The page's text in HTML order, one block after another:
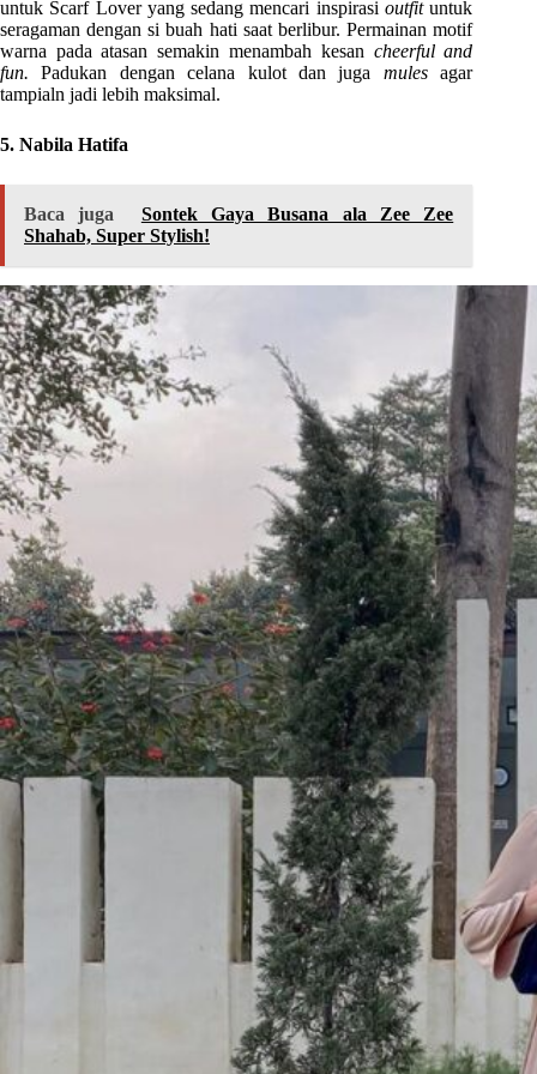
untuk Scarf Lover yang sedang mencari inspirasi outfituntuk
seragaman dengan si buah hati saat berlibur. Permainan motif
warna pada atasan semakin menambah kesan cheerful and
fun.Padukan dengan celana kulot dan juga mulesagar
tampialn jadi lebih maksimal.
5. Nabila Hatifa
Baca juga
Sontek Gaya Busana ala Zee Zee
Shahab, Super Stylish!